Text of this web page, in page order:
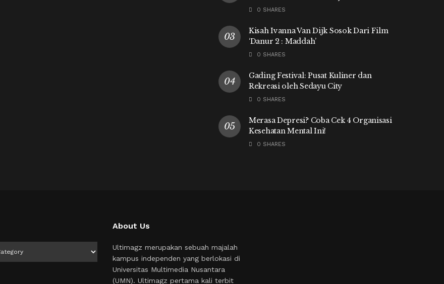
0 SHARES
Kisah Ivanna Van Dijk Sosok Dari Film
‘Danur 2 : Maddah’
0 SHARES
Gading Festival: Pusat Kuliner dan
Rekreasi oleh Sedayu City
0 SHARES
Merasa Depresi? Coba Cek 4 Organisasi
Kesehatan Mental Ini!
0 SHARES
About Us
Ultimagz merupakan sebuah majalah
kampus independen yang berlokasi di
Universitas Multimedia Nusantara
(UMN). Ultimagz pertama kali terbit